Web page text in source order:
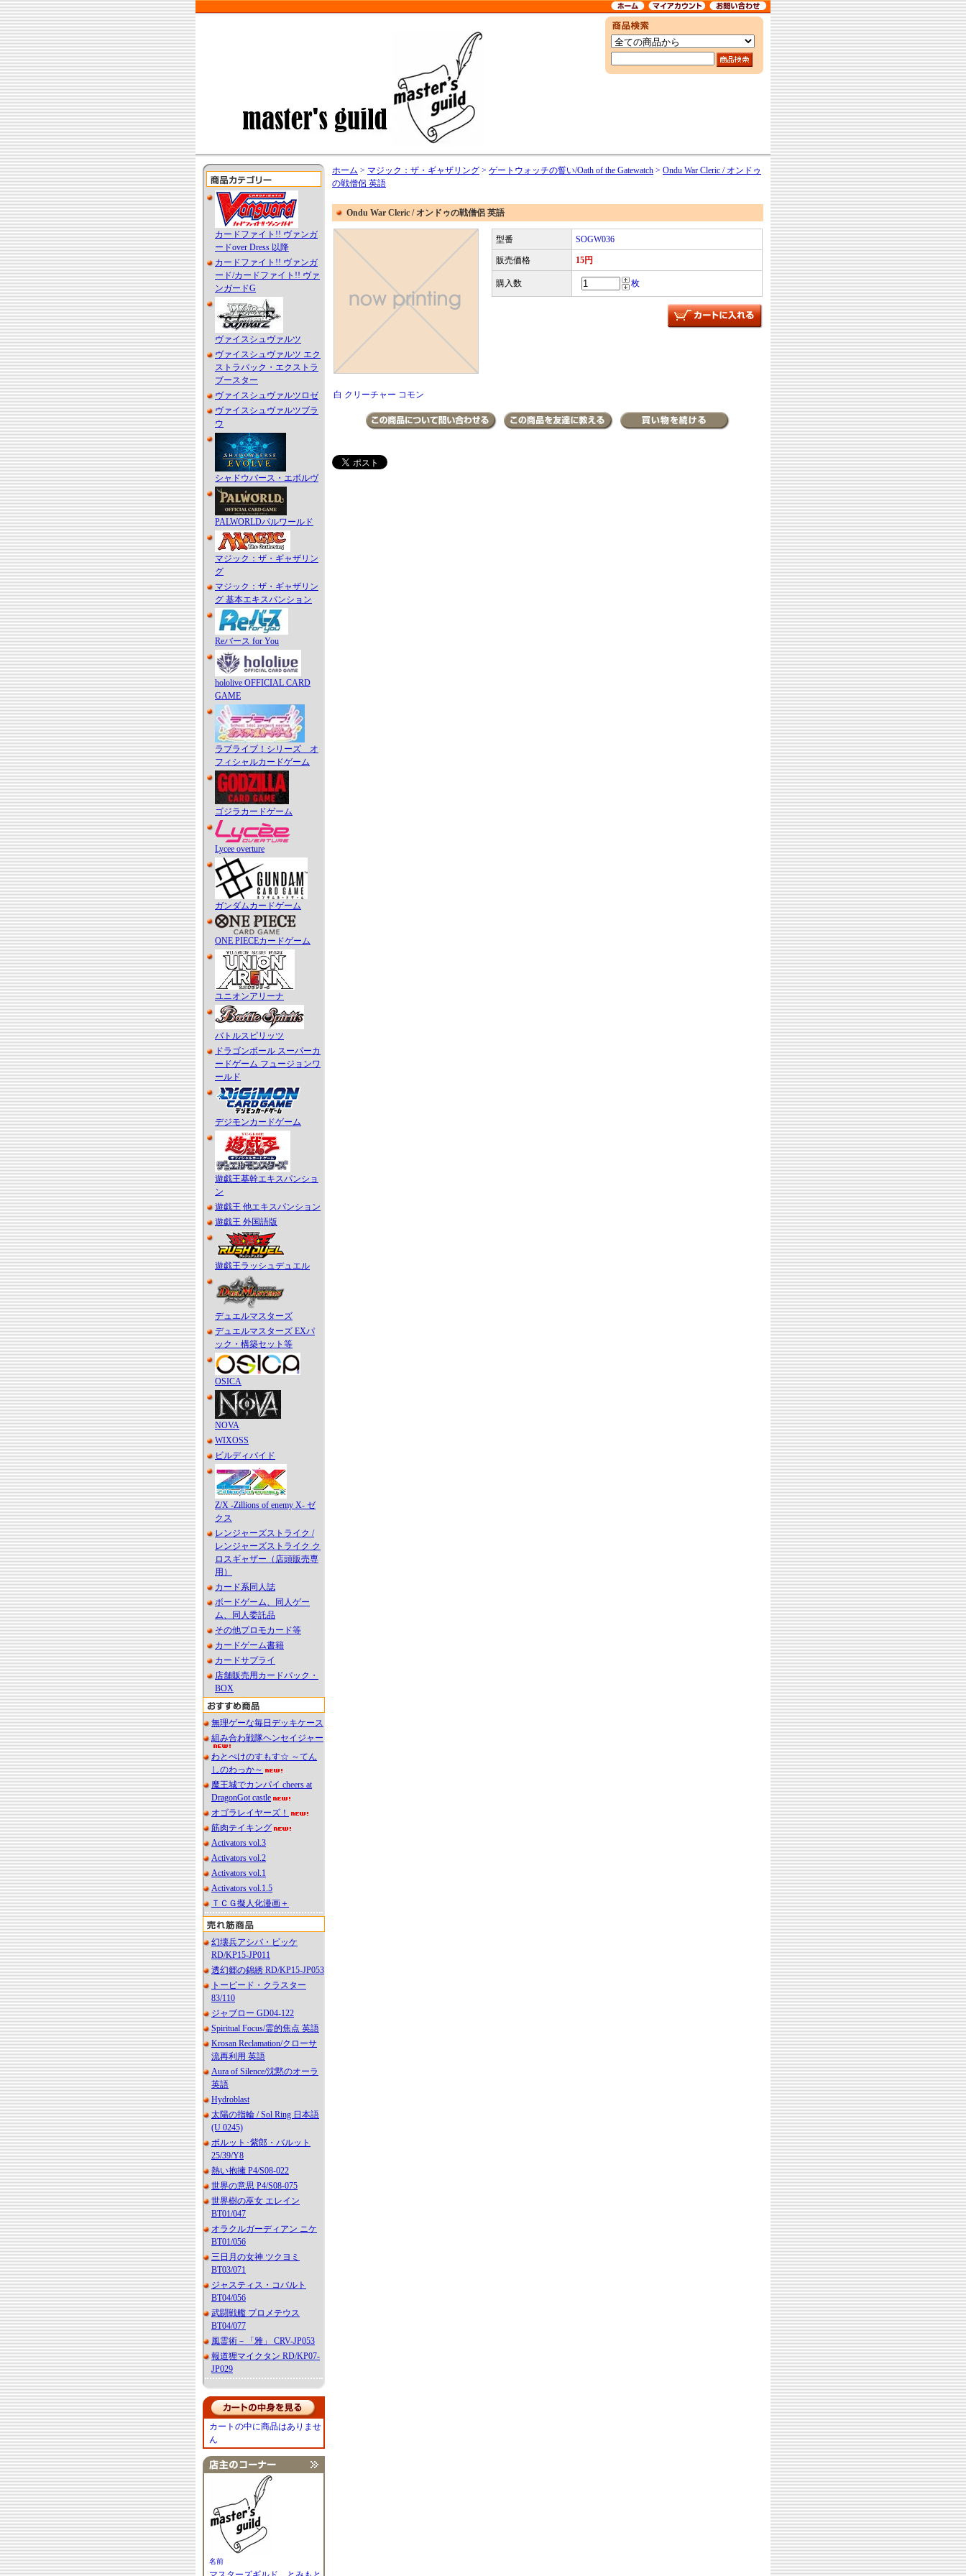
カードファイト!! ヴァンガ
ードover Dress 以降
カードファイト!! ヴァンガ
ード/カードファイト!! ヴァ
ンガードG
ヴァイスシュヴァルツ
ヴァイスシュヴァルツ エク
ストラパック・エクストラ
ブースター
ヴァイスシュヴァルツロゼ
ヴァイスシュヴァルツブラ
ウ
シャドウバース・エボルヴ
PALWORLDパルワールド
マジック：ザ・ギャザリン
グ
マジック：ザ・ギャザリン
グ 基本エキスパンション
Reバース for You
hololive OFFICIAL CARD
GAME
ラブライブ！シリーズ オ
フィシャルカードゲーム
ゴジラカードゲーム
Lycee overture
ガンダムカードゲーム
ONE PIECEカードゲーム
ユニオンアリーナ
バトルスピリッツ
ドラゴンボール スーパーカ
ードゲーム フュージョンワ
ールド
デジモンカードゲーム
遊戯王基幹エキスパンショ
ン
遊戯王 他エキスパンション
遊戯王 外国語版
遊戯王ラッシュデュエル
デュエルマスターズ
デュエルマスターズ EXパ
ック・構築セット等
OSICA
NOVA
WIXOSS
ビルディバイド
Z/X -Zillions of enemy X- ゼ
クス
レンジャーズストライク /
レンジャーズストライク ク
ロスギャザー（店頭販売専
用）
カード系同人誌
ボードゲーム、同人ゲー
ム、同人委託品
その他プロモカード等
カードゲーム書籍
カードサプライ
店舗販売用カードパック・
BOX
無理ゲーな毎日デッキケース
組み合わ戦隊ヘンセイジャー
わとぺけのすもす☆ ～てん
しのわっか～
魔王城でカンパイ cheers at
DragonGot castle
オゴラレイヤーズ！
筋肉テイキング
Activators vol.3
Activators vol.2
Activators vol.1
Activators vol.1.5
ＴＣＧ擬人化漫画＋
幻壊兵アシバ・ビッケ
RD/KP15-JP011
透幻郷の錦綉 RD/KP15-JP053
トーピード・クラスター
83/110
ジャブロー GD04-122
Spiritual Focus/霊的焦点 英語
Krosan Reclamation/クローサ
流再利用 英語
Aura of Silence/沈黙のオーラ
英語
Hydroblast
太陽の指輪 / Sol Ring 日本語
(U 0245)
ボルット･紫郎・バルット
25/39/Y8
熱い抱擁 P4/S08-022
世界の意思 P4/S08-075
世界樹の巫女 エレイン
BT01/047
オラクルガーディアン ニケ
BT01/056
三日月の女神 ツクヨミ
BT03/071
ジャスティス・コバルト
BT04/056
武闘戦艦 プロメテウス
BT04/077
風霊術－「雅」 CRV-JP053
報道狸マイクタン RD/KP07-
JP029
カートの中に商品はありませ
ん
名前
ホーム > マジック：ザ・ギャザリング > ゲートウォッチの誓い/Oath of the Gatewatch > Ondu War Cleric / オンドゥ
の戦僧侶 英語
Ondu War Cleric / オンドゥの戦僧侶 英語
型番 SOGW036
販売価格 15円
購入数 枚
白 クリーチャー コモン